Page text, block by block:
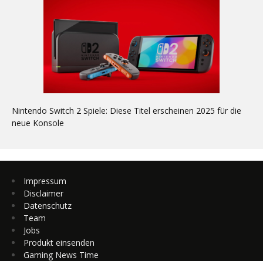
Nintendo Switch 2 Spiele: Diese Titel erscheinen 2025 für die
neue Konsole
Impressum
Disclaimer
Datenschutz
Team
Jobs
Produkt einsenden
Gaming News Time